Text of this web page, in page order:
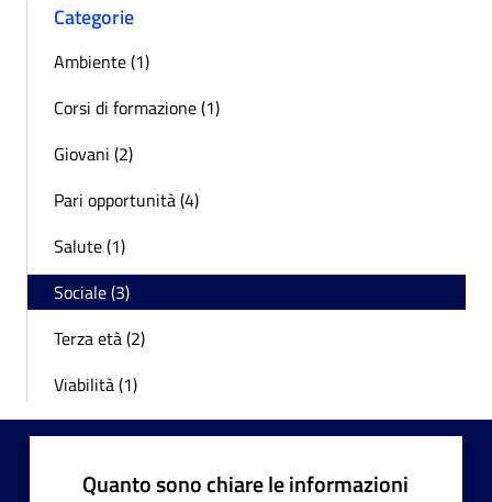
Categorie
Ambiente (1)
Corsi di formazione (1)
Giovani (2)
Pari opportunità (4)
Salute (1)
Sociale (3)
Terza età (2)
Viabilità (1)
Quanto sono chiare le informazioni